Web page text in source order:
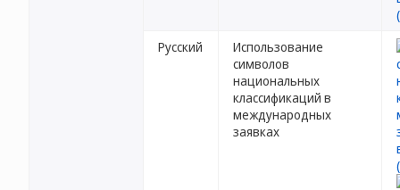
Русский
Использование
символов
национальных
классификаций в
международных
заявках